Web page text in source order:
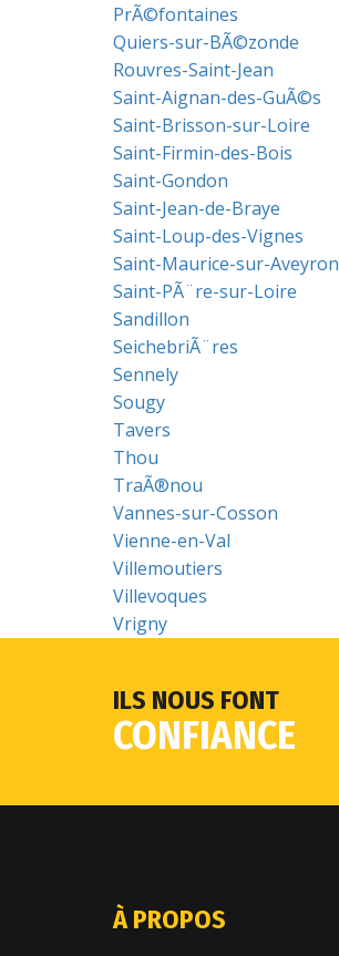
PrÃ©fontaines
Quiers-sur-BÃ©zonde
Rouvres-Saint-Jean
Saint-Aignan-des-GuÃ©s
Saint-Brisson-sur-Loire
Saint-Firmin-des-Bois
Saint-Gondon
Saint-Jean-de-Braye
Saint-Loup-des-Vignes
Saint-Maurice-sur-Aveyron
Saint-PÃ¨re-sur-Loire
Sandillon
SeichebriÃ¨res
Sennely
Sougy
Tavers
Thou
TraÃ®nou
Vannes-sur-Cosson
Vienne-en-Val
Villemoutiers
Villevoques
Vrigny
ILS NOUS FONT
CONFIANCE
À PROPOS